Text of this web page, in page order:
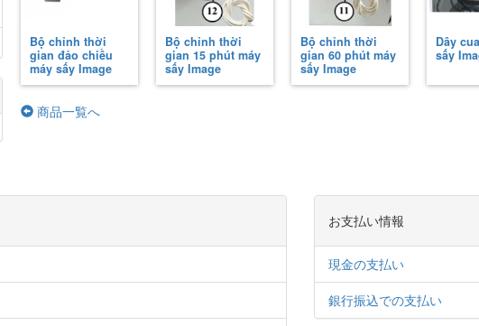
Bộ chỉnh thời
gian đảo chiều
máy sấy Image
Bộ chỉnh thời
gian 15 phút máy
sấy Image
Bộ chỉnh thời
gian 60 phút máy
sấy Image
Dây
sấy
商品一覧へ
お支払い情報
現金の支払い
銀行振込での支払い